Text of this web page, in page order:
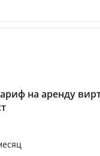
на аренду